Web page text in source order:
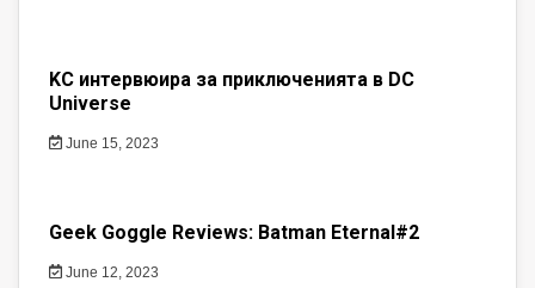
KC интервюира за приключенията в DC
Universe
June 15, 2023
Geek Goggle Reviews: Batman Eternal#2
June 12, 2023